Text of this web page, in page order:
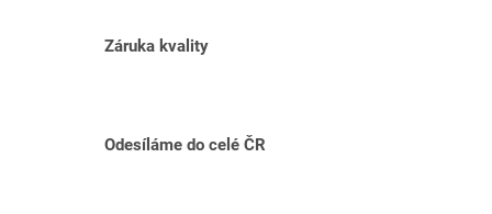
Záruka kvality
Odesíláme do celé ČR